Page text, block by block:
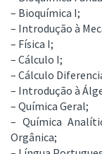
– Bioquímica I;
– Introdução à
– Física I;
– Cálculo I;
– Cálculo
– Introdução à
– Química Geral;
– Química
Orgânica;